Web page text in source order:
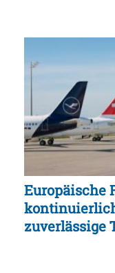
Europäische
zuverlässige